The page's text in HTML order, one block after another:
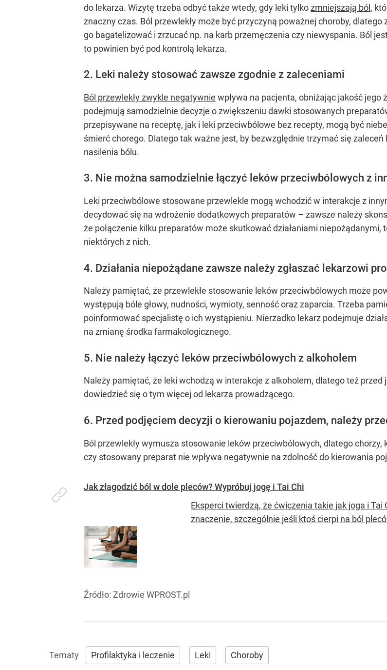
do lekarza. Wizytę trzeba odbyć także wtedy, gdy leki tylkozmniejszają ból,
znaczny czas. Ból przewlekły może być przyczyną poważnej choroby,
go bagatelizować i zrzucać np. na karb przemęczenia czy niewyspania. Ból
to powinien być pod kontrolą lekarza.
2. Leki należy stosować zawsze zgodnie z zaleceniami
Ból przewlekły zwykle negatywnie wpływa na pacjenta, obniżając jakość
podejmują samodzielnie decyzje o zwiększeniu dawki stosowanych
przepisywane na receptę, jak i leki przeciwbólowe bez recepty, mogą być
śmierć chorego. Dlatego tak ważne jest, by bezwzględnie trzymać się
nasilenia bólu.
3. Nie można samodzielnie łączyć leków przeciwbólowych z
Leki przeciwbólowe stosowane przewlekle mogą wchodzić w interakcje z
decydować się na wdrożenie dodatkowych preparatów – zawsze należy
że połączenie kilku preparatów może skutkować działaniami niepożądanymi,
niektórych z nich.
4. Działania niepożądane zawsze należy zgłaszać lekarzowi
Należy pamiętać, że przewlekłe stosowanie leków przeciwbólowych może
występują bóle głowy, nudności, wymioty, senność oraz zaparcia. Trzeba
poinformować specjalistę o ich wystąpieniu. Nierzadko lekarz podejmuje
na zmianę środka farmakologicznego.
5. Nie należy łączyć leków przeciwbólowych z alkoholem
Należy pamiętać, że leki wchodzą w interakcje z alkoholem, dlatego też
dowiedzieć się o tym więcej od lekarza prowadzącego.
6. Przed podjęciem decyzji o kierowaniu pojazdem, należy
Ból przewlekły wymusza stosowanie leków przeciwbólowych, dlatego
czy stosowany preparat nie wpływa negatywnie na zdolność do kierowania
Jak złagodzić ból w dole pleców? Wypróbuj jogę i Tai Chi
Eksperci twierdzą, że ćwiczenia takie jak joga i
znaczenie, szczególnie jeśli ktoś cierpi na ból
Źródło: Zdrowie WPROST.pl
Profilaktyka i leczenie Leki Choroby